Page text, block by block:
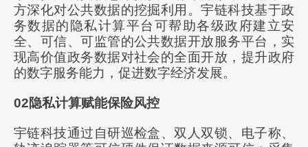
方深化对公共数据的挖掘利用。宇链科技基于政
务数据的隐私计算平台可帮助各级政府建立安
全、可信、可监管的公共数据开放服务平台，实
现高价值政务数据对社会的全面开放，提升政府
的数字服务能力，促进数字经济发展。
02隐私计算赋能保险风控
宇链科技通过自研巡检盒、双人双锁、电子称、